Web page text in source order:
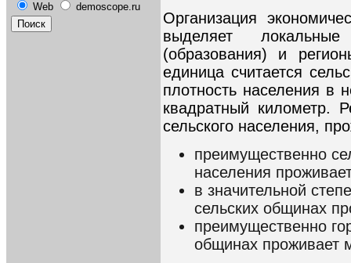
Web demoscope.ru
Организация
выделяет
(образования) и
единица считается
плотность населения в
квадратный километр.
сельского населения,
преимущественно
населения
в значительной
сельских общинах
преимущественно
общинах проживает